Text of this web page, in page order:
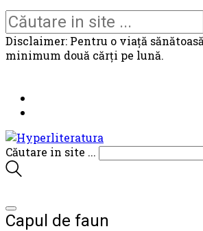
Disclaimer: Pentru o viață
minimum două cărți pe lună.
Căutare in site ...
Capul de faun